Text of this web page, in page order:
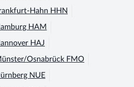
Hahn HHN
HAM
HAJ
Osnabrück FMO
NUE